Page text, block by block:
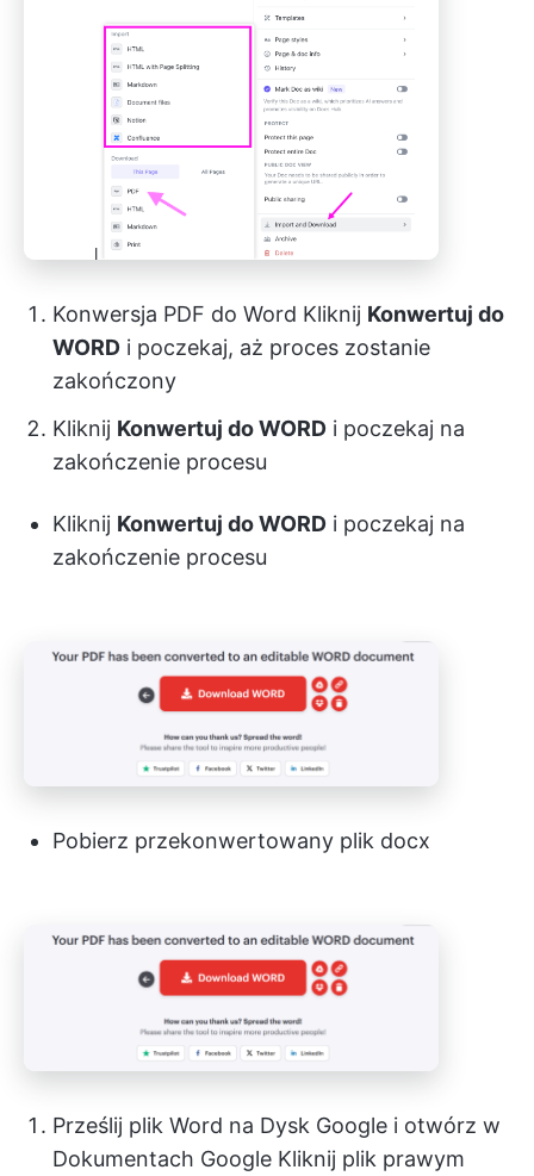
Konwersja PDF do Word Kliknij Konwertuj do
WORD i poczekaj, aż proces zostanie
zakończony
Kliknij Konwertuj do WORD i poczekaj na
zakończenie procesu
Kliknij Konwertuj do WORD i poczekaj na
zakończenie procesu
Pobierz przekonwertowany plik docx
Prześlij plik Word na Dysk Google i otwórz w
Dokumentach Google Kliknij plik prawym